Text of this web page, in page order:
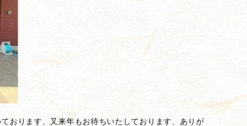
おります、又来年もお待ちいたしております、ありが